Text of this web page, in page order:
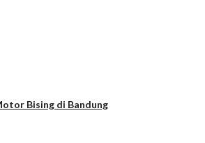
Bising di Bandung